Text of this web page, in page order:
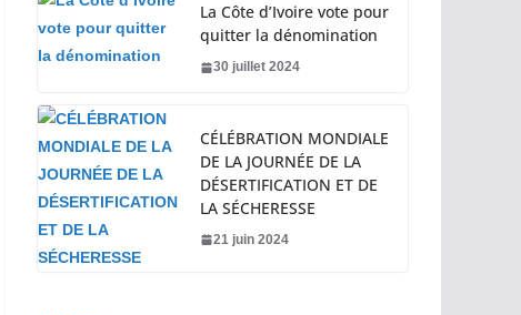
La Côte d’Ivoire vote pour
quitter la dénomination
30 juillet 2024
CÉLÉBRATION MONDIALE
DE LA JOURNÉE DE LA
DÉSERTIFICATION ET DE
LA SÉCHERESSE
21 juin 2024